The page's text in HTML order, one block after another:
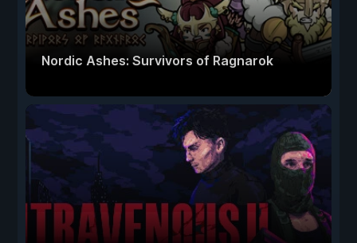
Nordic Ashes: Survivors of Ragnarok